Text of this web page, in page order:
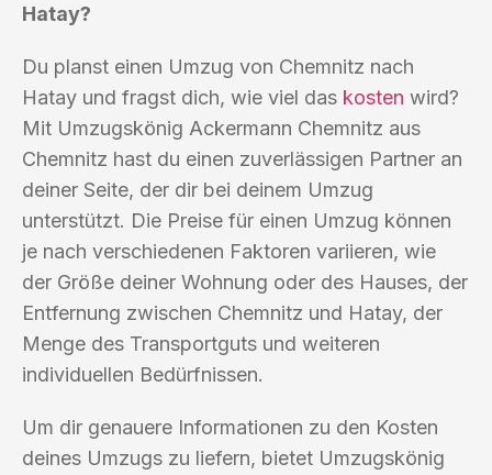
Hatay?
Du planst einen Umzug von Chemnitz nach
Hatay und fragst dich, wie viel das kosten wird?
Mit Umzugskönig Ackermann Chemnitz aus
Chemnitz hast du einen zuverlässigen Partner an
deiner Seite, der dir bei deinem Umzug
unterstützt. Die Preise für einen Umzug können
je nach verschiedenen Faktoren variieren, wie
der Größe deiner Wohnung oder des Hauses, der
Entfernung zwischen Chemnitz und Hatay, der
Menge des Transportguts und weiteren
individuellen Bedürfnissen.
Um dir genauere Informationen zu den Kosten
deines Umzugs zu liefern, bietet Umzugskönig